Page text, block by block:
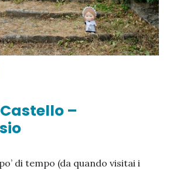
–
di tempo (da quando visitai i